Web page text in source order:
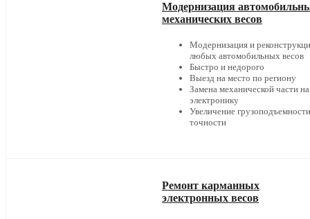
Модернизация
механических весов
Модернизация и
любых автомобильных весов
Быстро и недорого
Выезд на место по региону
Замена механической части на
электронику
Увеличение
точности
Ремонт карманных
электронных весов